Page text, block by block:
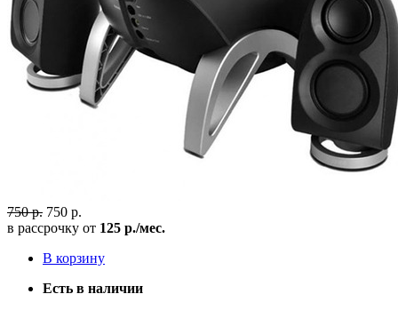
750 р. 750 р.
в рассрочку от 125 р./мес.
В корзину
Есть в наличии